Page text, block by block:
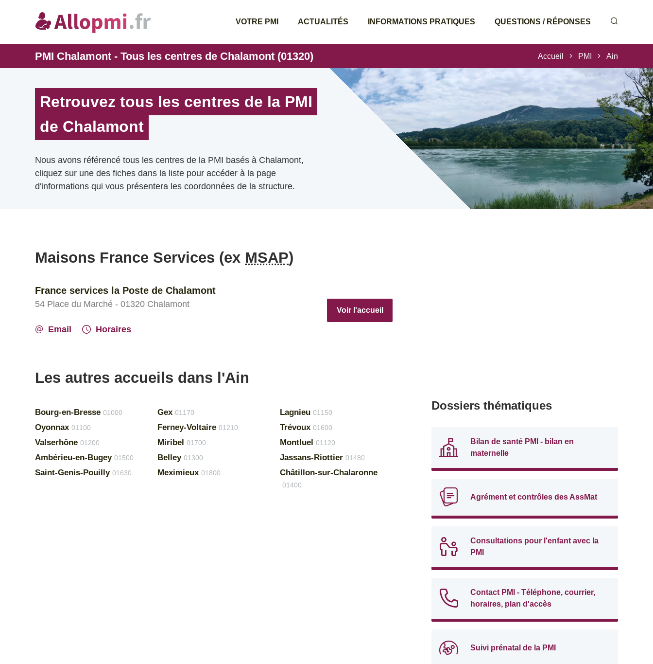
VOTRE PMI ACTUALITÉS INFORMATIONS PRATIQUES QUESTIONS / RÉPONSES
PMI Chalamont - Tous les centres de Chalamont (01320) Accueil PMI Ain
Retrouvez tous les centres de la PMI
de Chalamont
Nous avons référencé tous les centres de la PMI basés à Chalamont,
cliquez sur une des fiches dans la liste pour accéder à la page
d'informations qui vous présentera les coordonnées de la structure.
Maisons France Services (ex MSAP)
France services la Poste de Chalamont
54 Place du Marché - 01320 Chalamont
Email Horaires
Voir l'accueil
Les autres accueils dans l'Ain
Bourg-en-Bresse 01000
Oyonnax 01100
Valserhône 01200
Ambérieu-en-Bugey 01500
Saint-Genis-Pouilly 01630
Gex 01170
Ferney-Voltaire 01210
Miribel 01700
Belley 01300
Meximieux 01800
Lagnieu 01150
Trévoux 01600
Montluel 01120
Jassans-Riottier 01480
Châtillon-sur-Chalaronne
01400
Dossiers thématiques
Bilan de santé PMI - bilan en
maternelle
Agrément et contrôles des AssMat
Consultations pour l'enfant avec la
PMI
Contact PMI - Téléphone, courrier,
horaires, plan d'accès
Suivi prénatal de la PMI